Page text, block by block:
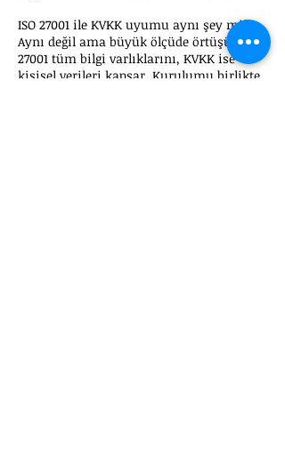
ISO 27001 ile KVKK uyumu aynı şey mi?
Aynı değil ama büyük ölçüde örtüşür. ISO
27001 tüm bilgi varlıklarını, KVKK ise
kişisel verileri kapsar. Kurulumu birlikte